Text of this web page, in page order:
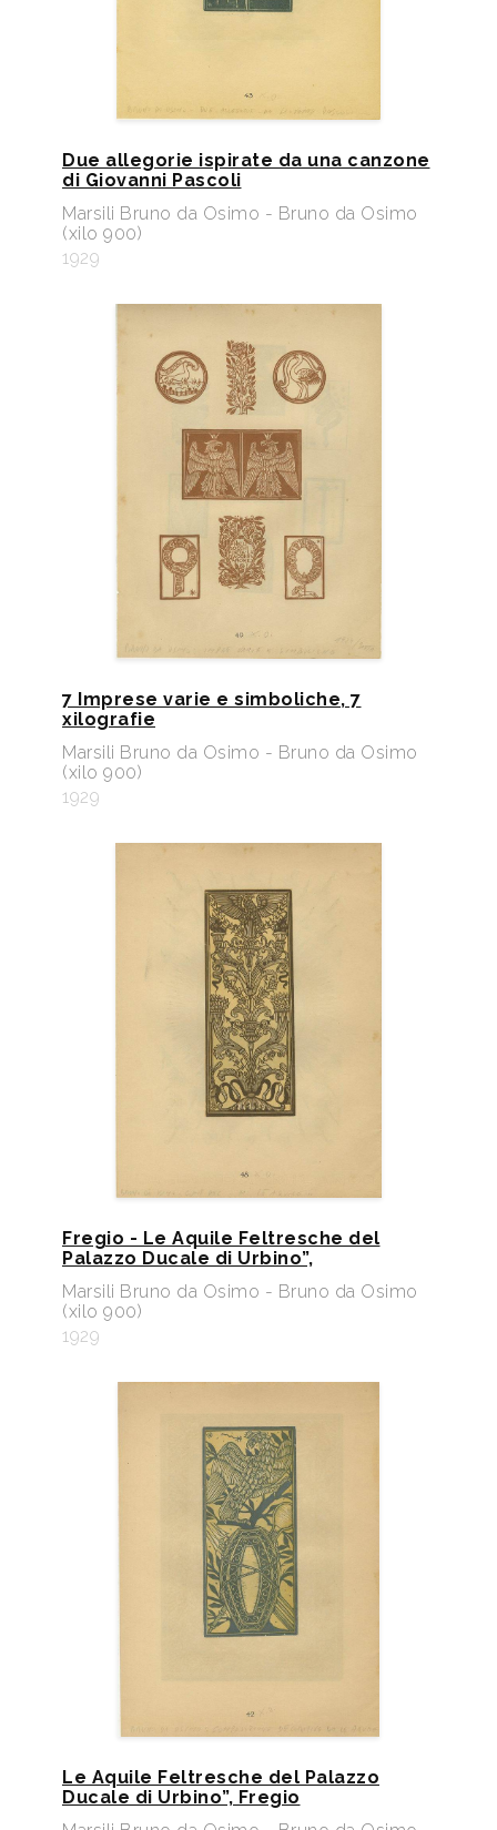
Due allegorie ispirate da una canzone
di Giovanni Pascoli
Marsili Bruno da Osimo - Bruno da Osimo
(xilo 900)
1929
7 Imprese varie e simboliche, 7
xilografie
Marsili Bruno da Osimo - Bruno da Osimo
(xilo 900)
1929
Fregio - Le Aquile Feltresche del
Palazzo Ducale di Urbino”,
Marsili Bruno da Osimo - Bruno da Osimo
(xilo 900)
1929
Le Aquile Feltresche del Palazzo
Ducale di Urbino”, Fregio